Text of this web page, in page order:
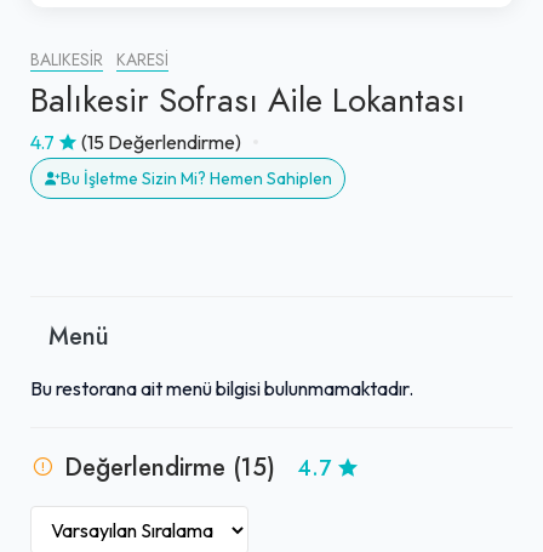
BALIKESIR KARESI
Balıkesir Sofrası Aile Lokantası
4.7 (15 Değerlendirme)
Bu İşletme Sizin Mi? Hemen Sahiplen
Menü
Bu restorana ait menü bilgisi bulunmamaktadır.
Değerlendirme (15) 4.7